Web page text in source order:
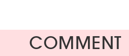
COMMENT